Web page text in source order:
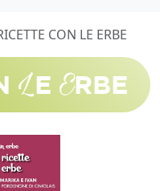
CON LE ERBE
L E ERBE